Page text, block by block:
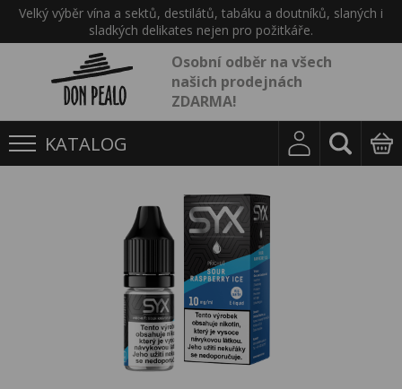
Velký výběr vína a sektů, destilátů, tabáku a doutníků, slaných i
sladkých delikates nejen pro požitkáře.
Osobní odběr na všech
našich prodejnách
ZDARMA!
KATALOG